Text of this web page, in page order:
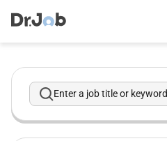
Enter a job title or keyword